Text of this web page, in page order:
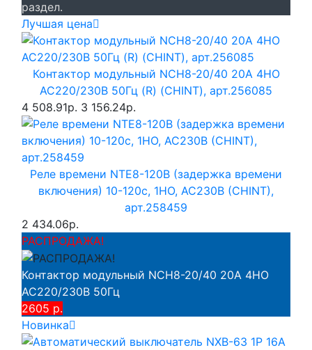
раздел.
Лучшая цена
Контактор модульный NCH8-20/40 20A 4НО
AC220/230В 50Гц (R) (CHINT), арт.256085
4 508.91р. 3 156.24р.
Реле времени NTE8-120B (задержка времени
включения) 10-120с, 1НО, AC230B (CHINT),
арт.258459
2 434.06р.
РАСПРОДАЖА!
Контактор модульный NCH8-20/40 20A 4НО
AC220/230В 50Гц
2605 р.
Новинка